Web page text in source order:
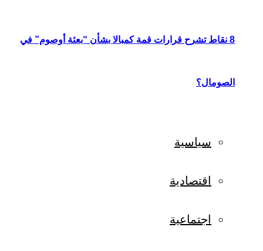
8 نقاط تشرح قرارات قمة كمبالا بشأن “بعثة أوصوم” في
الصومال؟
سياسية
اقتصادية
اجتماعية